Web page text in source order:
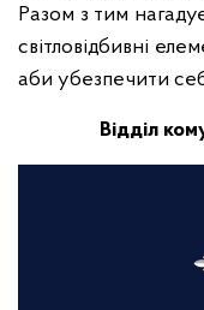
Разом з тим
світловідбивні
аби убезпечити
Відділ